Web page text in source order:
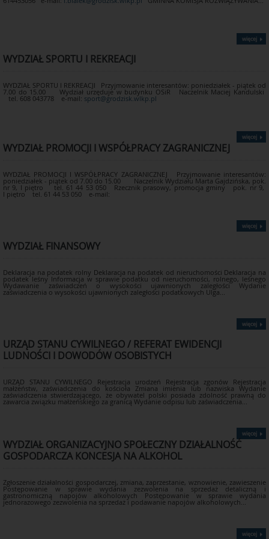
przetwarzania oraz prawo
do wniesienia sprzeciwu
Jeżeli przetwarzanie danych
odbywa się na podstawie
przetwarzanie ich danych
osobowych w dowolnym
zgodność z prawem
przetwarzania, którego
dokonano na podstawie
nadzorczego (Urzędu
Ochrony Danych
W większości przypadków
przetwarzanie danych
osobowych wynika z
W niektórych sprawach
podawanie danych osobowych
których mowa w ust. 3.
W sytuacji dobrowolności
podanie niepełnych danych
osobowych może skutkować
rozpatrzenia.
więcej
WYDZIAŁ SPORTU I REKREACJI
WYDZIAŁ SPORTU I REKREACJI Przyjmowanie interesantów: poniedziałek - piątek od
7.00 do 15.00 Wydział urzęduje w budynku OSiR Naczelnik Maciej Kandulski
tel. 608 043778 e-mail: sport@grodzisk.wlkp.pl
więcej
WYDZIAŁ PROMOCJI I WSPÓŁPRACY ZAGRANICZNEJ
WYDZIAŁ PROMOCJI I WSPÓŁPRACY ZAGRANICZNEJ Przyjmowanie interesantów:
poniedziałek - piątek od 7.00 do 15.00 Naczelnik Wydziału Marta Gajdzińska, pok.
nr 9, I piętro tel. 61 44 53 050 Rzecznik prasowy, promocja gminy pok. nr 9,
I piętro tel. 61 44 53 050 e-mail:
więcej
WYDZIAŁ FINANSOWY
Deklaracja na podatek rolny Deklaracja na podatek od nieruchomości Deklaracja na
podatek leśny Informacja w sprawie podatku od nieruchomości, rolnego, leśnego
Wydawanie zaświadczeń o wysokości ujawnionych zaległości Wydanie
zaświadczenia o wysokości ujawnionych zaległości podatkowych Ulga...
więcej
URZĄD STANU CYWILNEGO / REFERAT EWIDENCJI
LUDNOŚCI I DOWODÓW OSOBISTYCH
URZĄD STANU CYWILNEGO Rejestracja urodzeń Rejestracja zgonów Rejestracja
małżeństw, zaświadczenia do kościoła Zmiana imienia lub nazwiska Wydanie
zaświadczenia stwierdzającego, że obywatel polski posiada zdolność prawną do
zawarcia związku małżeńskiego za granicą Wydanie odpisu lub zaświadczenia...
więcej
WYDZIAŁ ORGANIZACYJNO SPOŁECZNY DZIAŁALNOŚĆ
GOSPODARCZA KONCESJA NA ALKOHOL
Zgłoszenie działalności gospodarczej, zmiana, zaprzestanie, wznowienie, zawieszenie
Postępowanie w sprawie wydania zezwolenia na sprzedaż detaliczną i
gastronomiczną napojów alkoholowych Postępowanie w sprawie wydania
jednorazowego zezwolenia na sprzedaż i podawanie napojów alkoholowych...
więcej